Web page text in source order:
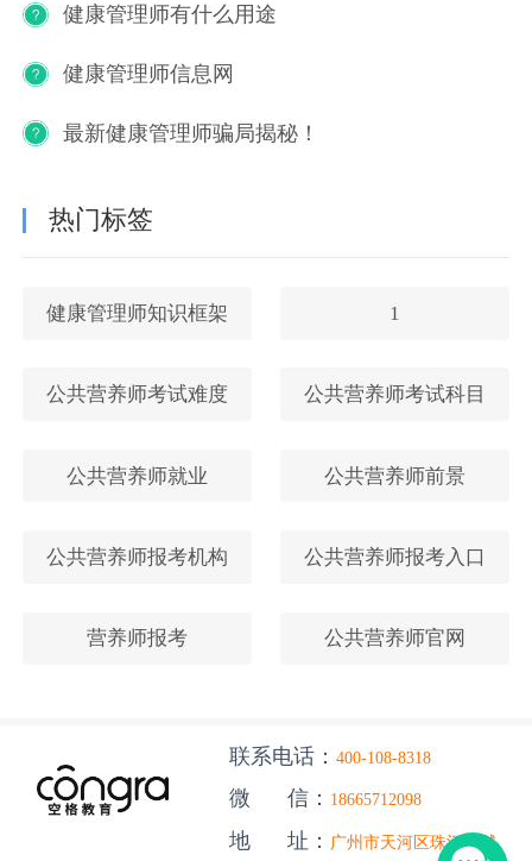
健康管理师有什么用途
健康管理师信息网
最新健康管理师骗局揭秘！
热门标签
健康管理师知识框架 1
公共营养师考试难度 公共营养师考试科目
公共营养师就业 公共营养师前景
公共营养师报考机构 公共营养师报考入口
营养师报考 公共营养师官网
联系电话： 400-108-8318
微 信： 18665712098
地 址： 广州市天河区珠江新城